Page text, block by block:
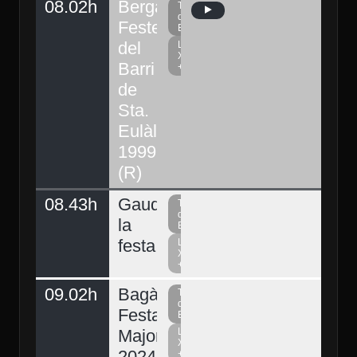
08.02h
Berga,
Festes
del
Barri
de
Sta.
Eulàlia
1999
(R)
Televisió
del
Berguedà
La
Xarxa
+
08.43h
Gaudeix
la
festa
Televisió
del
Berguedà
La
Xarxa
+
09.02h
Bagà,
Festa
Major
Televisió
del
Berguedà
La
Xarxa
+